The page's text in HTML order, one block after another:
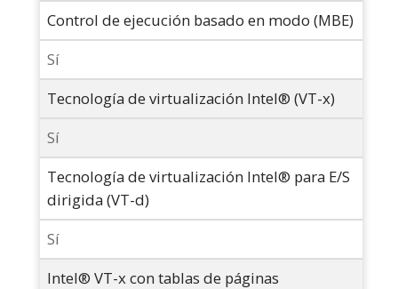
Control de ejecución basado en modo (MBE)
Sí
Tecnología de virtualización Intel® (VT-x)
Sí
Tecnología de virtualización Intel® para E/S
dirigida (VT-d)
Sí
Intel® VT-x con tablas de páginas